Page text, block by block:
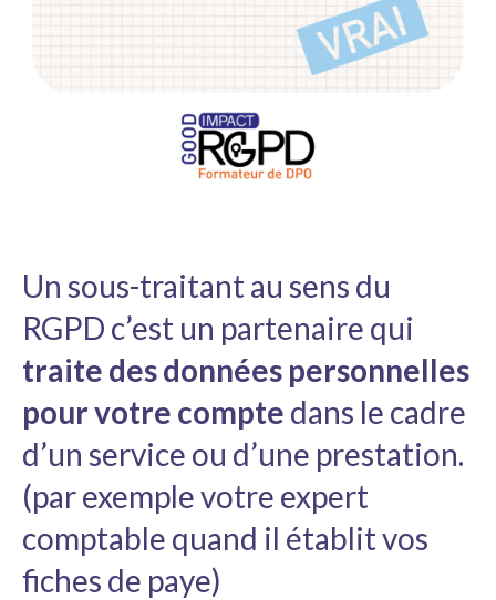
Un sous-traitant au sens du
RGPD c’est un partenaire qui
traite des données personnelles
pour votre compte dans le cadre
d’un service ou d’une prestation.
(par exemple votre expert
comptable quand il établit vos
fiches de paye)